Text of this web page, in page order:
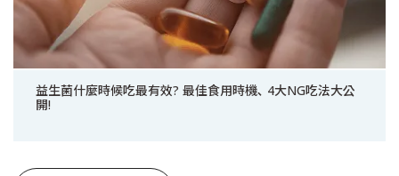
益生菌什麼時候吃最有效? 最佳食用時機､ 4大NG吃法大公
開!